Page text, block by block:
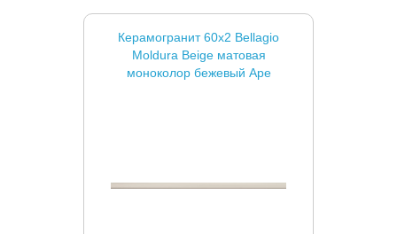
Керамогранит 60x2 Bellagio
Moldura Beige матовая
моноколор бежевый Ape